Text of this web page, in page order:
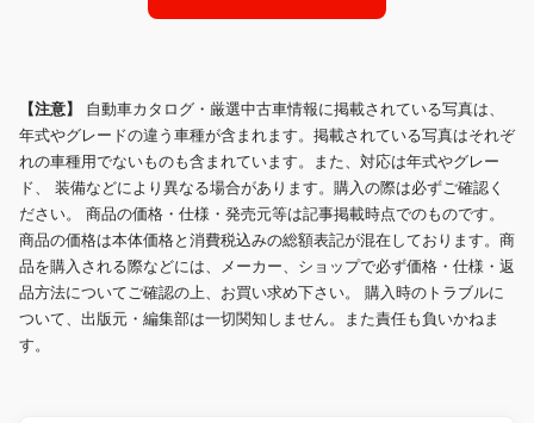
【注意】 自動車カタログ・厳選中古車情報に掲載されている写真は、
年式やグレードの違う車種が含まれます。掲載されている写真はそれぞ
れの車種用でないものも含まれています。また、対応は年式やグレー
ド、 装備などにより異なる場合があります。購入の際は必ずご確認く
ださい。 商品の価格・仕様・発売元等は記事掲載時点でのものです。
商品の価格は本体価格と消費税込みの総額表記が混在しております。商
品を購入される際などには、メーカー、ショップで必ず価格・仕様・返
品方法についてご確認の上、お買い求め下さい。 購入時のトラブルに
ついて、出版元・編集部は一切関知しません。また責任も負いかねま
す。